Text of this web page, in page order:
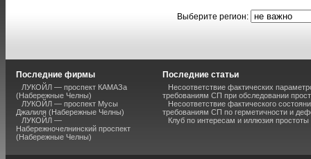
Выберите регион:
Последние фирмы
ЛУКОЙЛ — проспект КАМАЗа
(Набережные Челны)
ЛУКОЙЛ — проспект Мусы
Джалиля (Набережные Челны)
ЛУКОЙЛ —
Набережночелнинский проспект
(Набережные Челны)
Последние статьи
Несоответствие фактических
требованиям СП при обследовании
Несоответствие фактического
требованиям СП по герметичности и
Клуб по интересам и иллюзия простоты